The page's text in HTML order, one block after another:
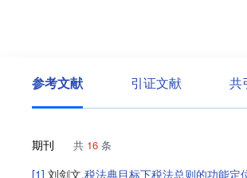
参考文献 引证文献 共
期刊 共 16 条
[1] 刘剑文.税法典目标下税法总则的功能定